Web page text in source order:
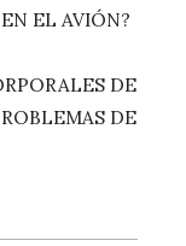
EL AVIÓN?
DE
DE